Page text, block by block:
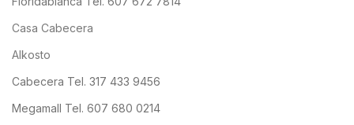
Casa Cabecera
Alkosto
Cabecera Tel. 317 433 9456
Megamall Tel. 607 680 0214